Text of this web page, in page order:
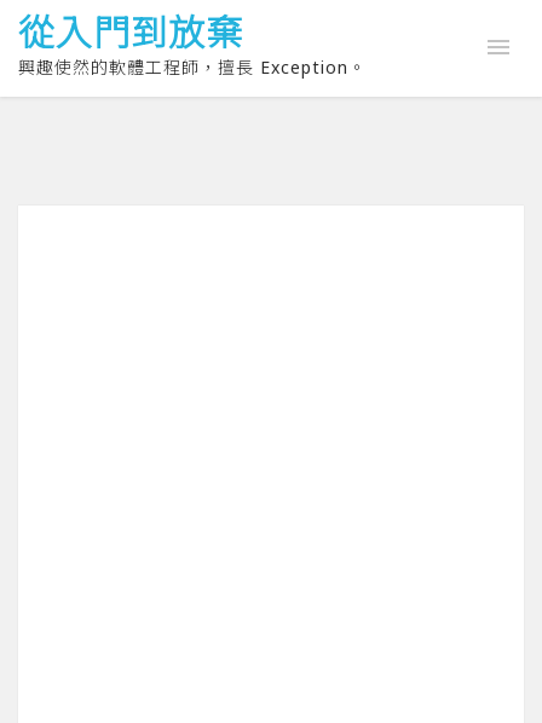
從入門到放棄
興趣使然的軟體工程師，擅長 Exception。